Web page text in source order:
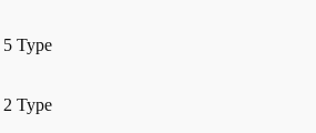
5 Type
2 Type